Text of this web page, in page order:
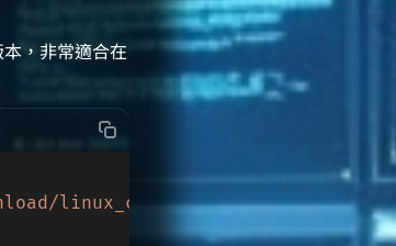
，非常適合在
linux_czkawka_cli.tar.xz